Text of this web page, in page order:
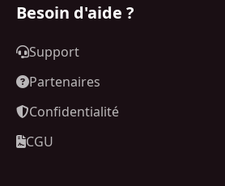
Besoin d'aide ?
Support
Partenaires
Confidentialité
CGU